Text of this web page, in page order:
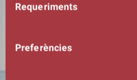
Requeriments
Preferències